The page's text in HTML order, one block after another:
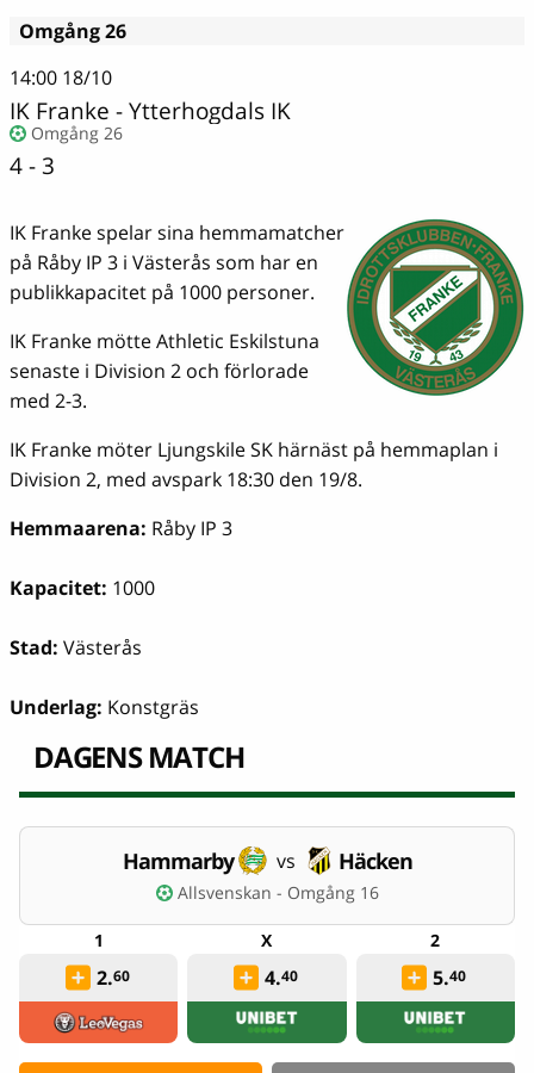
Omgång 26
14:00 18/10
IK Franke -Ytterhogdals IK
Omgång 26
4 - 3
IK Franke spelar sina hemmamatcher
på Råby IP 3 i Västerås som har en
publikkapacitet på 1000 personer.
IK Franke mötte Athletic Eskilstuna
senaste i Division 2 och förlorade
med 2-3.
IK Franke möter Ljungskile SK härnäst på hemmaplan i
Division 2, med avspark 18:30 den 19/8.
Hemmaarena: Råby IP 3
Kapacitet: 1000
Stad: Västerås
Underlag: Konstgräs
DAGENS MATCH
Hammarby vs Häcken
Allsvenskan - Omgång 16
2.60 4.40 5.40